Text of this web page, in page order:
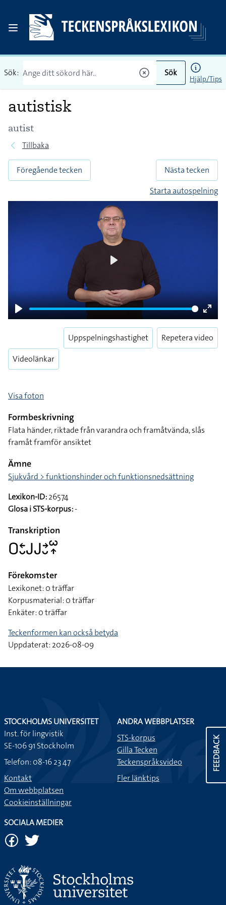
Sök: Sök
Hjälp/Tips
autistisk
autist
Tillbaka
Föregående tecken
Nästa tecken
Starta autospelning
Play
Enter
Videolänkar
Uppspelningshastighet Repetera video
Visa foton
Formbeskrivning
Flata händer, riktade från varandra och framåtvända, slås
framåt framför ansiktet
Ämne
Sjukvård > funktionshinder och funktionsnedsättning
Lexikon-ID:26574
Glosa i STS-korpus:-
Transkription
􌤆􌥓􌤷􌤢􌤢􌥔􌤷􌥱􌥾
Förekomster
Lexikonet: 0 träffar
Korpusmaterial: 0 träffar
Enkäter: 0 träffar
Teckenformen kan också betyda
Uppdaterat: 2026-08-09
FEEDBACK
STOCKHOLMS UNIVERSITET
Inst. för lingvistik
SE-106 91 Stockholm
Telefon: 08-16 23 47
Kontakt
Om webbplatsen
Cookieinställningar
ANDRA WEBBPLATSER
STS-korpus
Gilla Tecken
Teckenspråksvideo
Fler länktips
SOCIALA MEDIER